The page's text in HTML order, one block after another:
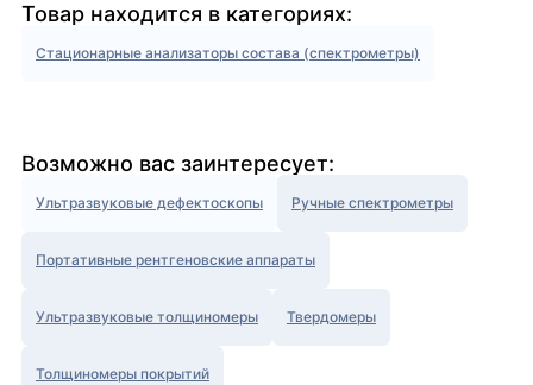
Товар находится в категориях:
Стационарные анализаторы состава (спектрометры)
Возможно вас заинтересует:
Ультразвуковые дефектоскопы Ручные спектрометры
Портативные рентгеновские аппараты
Ультразвуковые толщиномеры Твердомеры
Толщиномеры покрытий